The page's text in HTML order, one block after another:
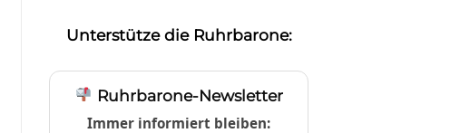
Unterstütze die Ruhrbarone:
Ruhrbarone-Newsletter
Immer informiert bleiben: